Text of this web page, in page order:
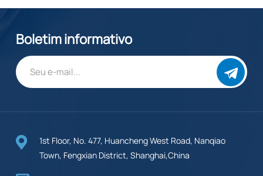
Boletim informativo
1st Floor, No. 477, Huancheng West Road, Nanqiao
Town, Fengxian District, Shanghai,China